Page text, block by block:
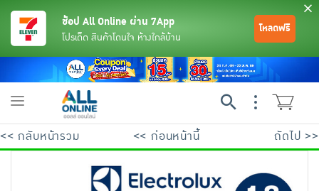
ช้อป All Online ผ่าน 7App
โปรเด็ด สินค้าโดนใจ ห้างใกล้บ้าน
โหลดฟรี
Toggle
<< กลับหน้ารวม << ก่อนหน้านี้ ถัดไป >>